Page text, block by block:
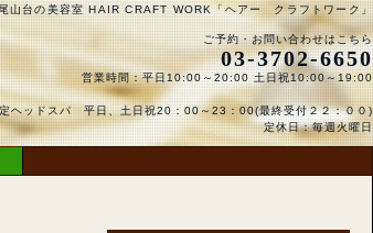
尾山台の美容室 HAIR CRAFT WORK「ヘアー クラフトワーク」
ご予約・お問い合わせはこちら
03-3702-6650
営業時間：平日10:00～20:00 土日祝10:00～19:00
ヘッドスパ 平日、土日祝20：00～23：00(最終受付２２：００)
定休日：毎週火曜日